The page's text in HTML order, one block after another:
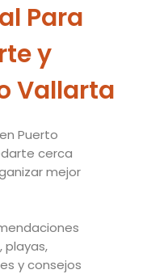
Para
y
Vallarta
Puerto
cerca
mejor
playas,
y consejos